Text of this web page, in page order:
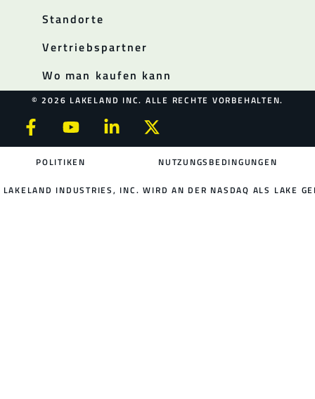
Standorte
Vertriebspartner
Wo man kaufen kann
© 2026 LAKELAND INC. ALLE RECHTE VORBEHALTEN.
POLITIKEN NUTZUNGSBEDINGUNGEN
LAKELAND INDUSTRIES, INC. WIRD AN DER NASDAQ ALS LAKE